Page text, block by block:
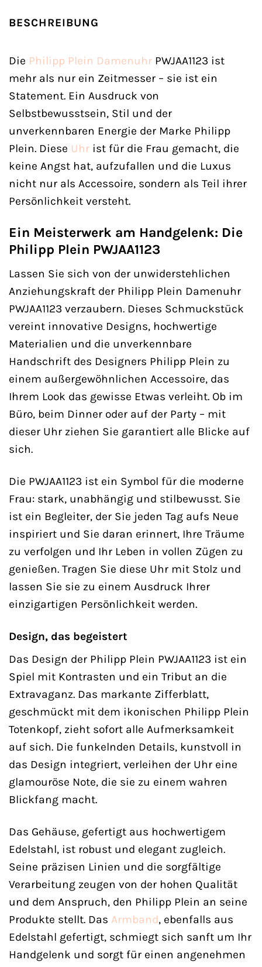
BESCHREIBUNG
Die Philipp Plein Damenuhr PWJAA1123 ist
mehr als nur ein Zeitmesser – sie ist ein
Statement. Ein Ausdruck von
Selbstbewusstsein, Stil und der
unverkennbaren Energie der Marke Philipp
Plein. Diese Uhr ist für die Frau gemacht, die
keine Angst hat, aufzufallen und die Luxus
nicht nur als Accessoire, sondern als Teil ihrer
Persönlichkeit versteht.
Ein Meisterwerk am Handgelenk: Die
Philipp Plein PWJAA1123
Lassen Sie sich von der unwiderstehlichen
Anziehungskraft der Philipp Plein Damenuhr
PWJAA1123 verzaubern. Dieses Schmuckstück
vereint innovative Designs, hochwertige
Materialien und die unverkennbare
Handschrift des Designers Philipp Plein zu
einem außergewöhnlichen Accessoire, das
Ihrem Look das gewisse Etwas verleiht. Ob im
Büro, beim Dinner oder auf der Party – mit
dieser Uhr ziehen Sie garantiert alle Blicke auf
sich.
Die PWJAA1123 ist ein Symbol für die moderne
Frau: stark, unabhängig und stilbewusst. Sie
ist ein Begleiter, der Sie jeden Tag aufs Neue
inspiriert und Sie daran erinnert, Ihre Träume
zu verfolgen und Ihr Leben in vollen Zügen zu
genießen. Tragen Sie diese Uhr mit Stolz und
lassen Sie sie zu einem Ausdruck Ihrer
einzigartigen Persönlichkeit werden.
Design, das begeistert
Das Design der Philipp Plein PWJAA1123 ist ein
Spiel mit Kontrasten und ein Tribut an die
Extravaganz. Das markante Zifferblatt,
geschmückt mit dem ikonischen Philipp Plein
Totenkopf, zieht sofort alle Aufmerksamkeit
auf sich. Die funkelnden Details, kunstvoll in
das Design integriert, verleihen der Uhr eine
glamouröse Note, die sie zu einem wahren
Blickfang macht.
Das Gehäuse, gefertigt aus hochwertigem
Edelstahl, ist robust und elegant zugleich.
Seine präzisen Linien und die sorgfältige
Verarbeitung zeugen von der hohen Qualität
und dem Anspruch, den Philipp Plein an seine
Produkte stellt. Das Armband, ebenfalls aus
Edelstahl gefertigt, schmiegt sich sanft um Ihr
Handgelenk und sorgt für einen angenehmen